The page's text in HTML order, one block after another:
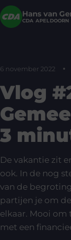
Hans van
CDA APELDOORN
6 november 2022
Vlog
3
De vakantie zit
ook. In de nog
van de
partijen je om
elkaar. Mooi om
met een